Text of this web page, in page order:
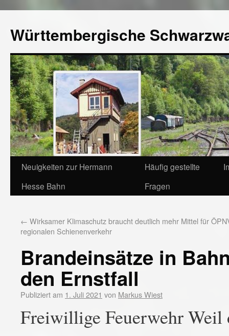
Württembergische
Neuigkeiten zur Hermann
Hesse Bahn
Häufig gestellte
Fragen
← Wirksamer Klimaschutz braucht deutlich mehr Mittel für
regionalen Schienenverkehr
Brandeinsätze in
den Ernstfall
Publiziert am 1. Juli 2021 von Markus Wiest
Freiwillige Feuerwehr Weil